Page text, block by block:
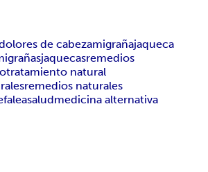
de cabezamigrañajaqueca
jaquecasremedios
tratamiento natural
remedios naturales
saludmedicina alternativa